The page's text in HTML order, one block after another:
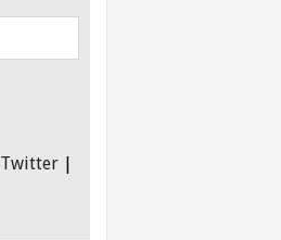
Twitter